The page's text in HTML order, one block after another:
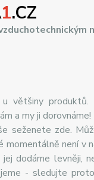
1.CZ
u většiny produktů.
a my ji dorovnáme!
seženete zde.
není v
dodáme levněji,
- sledujte